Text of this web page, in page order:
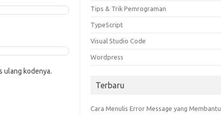
ulang kodenya.
Tips & Trik Pemrograman
TypeScript
Visual Studio Code
Wordpress
Terbaru
Cara Menulis Error Message yang Membantu